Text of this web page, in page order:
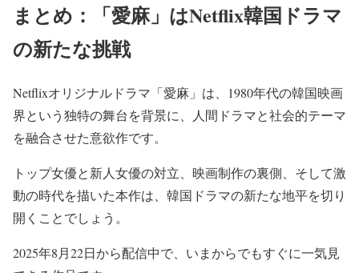
まとめ：「愛麻」はNetflix韓国ドラマ
の新たな挑戦
Netflixオリジナルドラマ「愛麻」は、1980年代の韓国映画
界という独特の舞台を背景に、人間ドラマと社会的テーマ
を融合させた意欲作です。
トップ女優と新人女優の対立、映画制作の裏側、そして激
動の時代を描いた本作は、韓国ドラマの新たな地平を切り
開くことでしょう。
2025年8月22日から配信中で、いまからでもすぐに一気見